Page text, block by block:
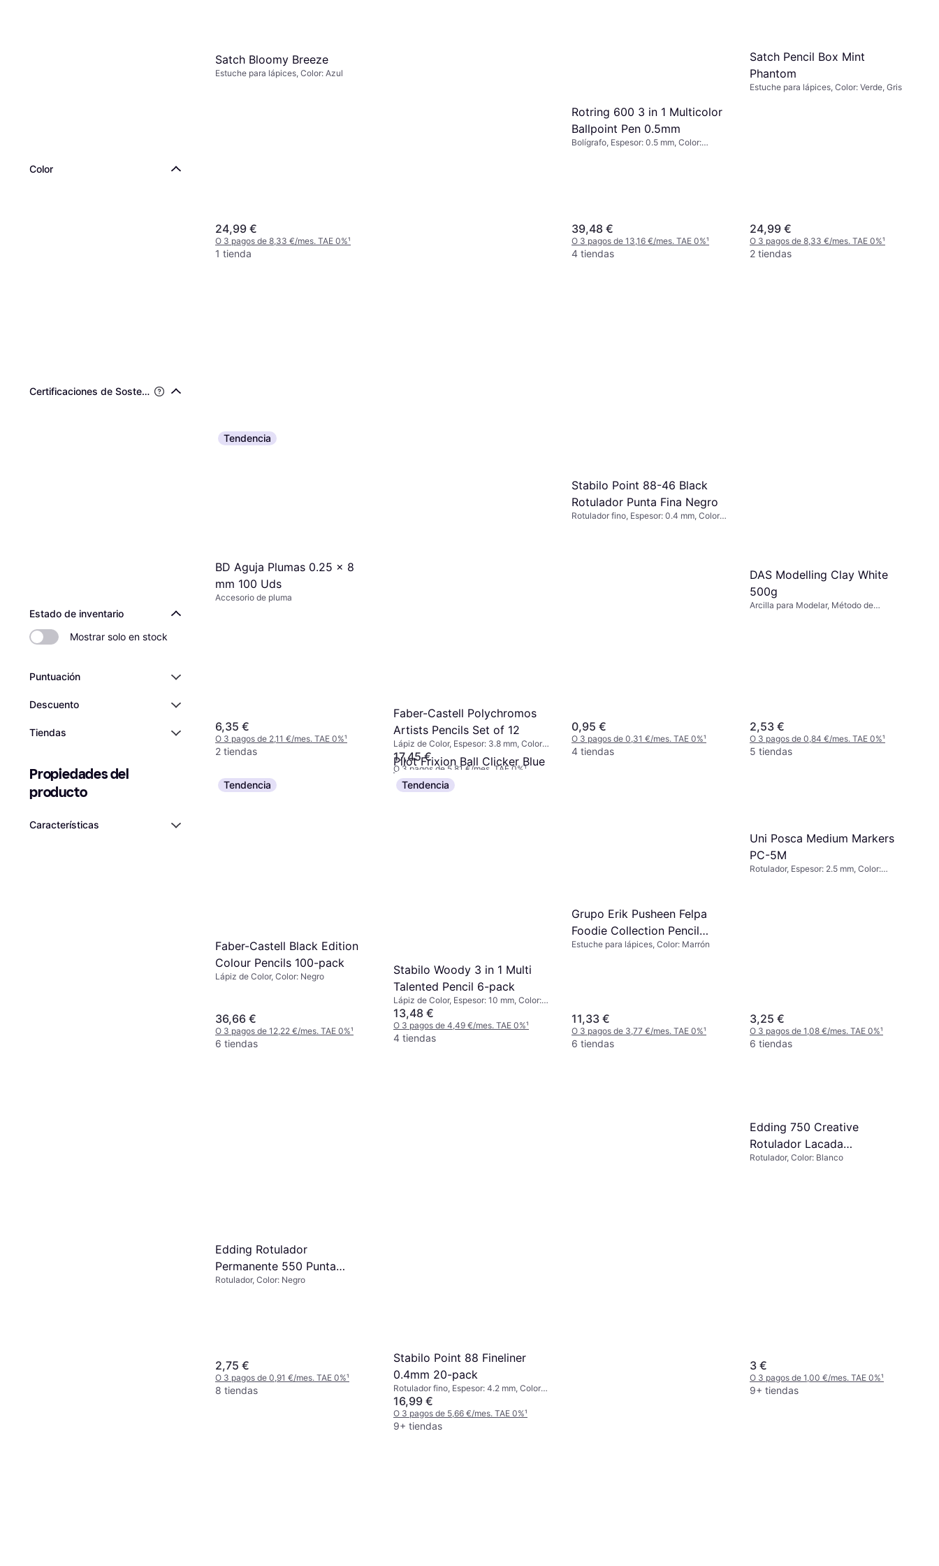
Color
Certificaciones de Sostenibilidad de Terceros
Estado de inventario
Mostrar solo en stock
Puntuación
Descuento
Tiendas
Propiedades del
producto
Características
Satch Bloomy Breeze
Estuche para lápices, Color: Azul
24,99 €
O 3 pagos de 8,33 €/mes. TAE 0%¹
1 tienda
Pilot Frixion Ball Clicker Blue
M 0.7mm Refill 3-pack
Accesorio de pluma, Espesor: 0.7 mm,
Rotring 600 3 in 1 Multicolor
Ballpoint Pen 0.5mm
Bolígrafo, Espesor: 0.5 mm, Color:
39,48 €
O 3 pagos de 13,16 €/mes. TAE 0%¹
4 tiendas
Satch Pencil Box Mint
Phantom
Estuche para lápices, Color: Verde, Gris
24,99 €
O 3 pagos de 8,33 €/mes. TAE 0%¹
2 tiendas
Tendencia
BD Aguja Plumas 0.25 x 8
mm 100 Uds
Accesorio de pluma
6,35 €
O 3 pagos de 2,11 €/mes. TAE 0%¹
2 tiendas
Faber-Castell Polychromos
Artists Pencils Set of 12
Lápiz de Color, Espesor: 3.8 mm, Color:
Multicolor
17,45 €
O 3 pagos de 5,81 €/mes. TAE 0%¹
5 tiendas
Stabilo Point 88-46 Black
Rotulador Punta Fina Negro
Rotulador fino, Espesor: 0.4 mm, Color:
0,95 €
O 3 pagos de 0,31 €/mes. TAE 0%¹
4 tiendas
DAS Modelling Clay White
500g
Arcilla para Modelar, Método de
2,53 €
O 3 pagos de 0,84 €/mes. TAE 0%¹
5 tiendas
Tendencia
Faber-Castell Black Edition
Colour Pencils 100-pack
Lápiz de Color, Color: Negro
36,66 €
O 3 pagos de 12,22 €/mes. TAE 0%¹
6 tiendas
Tendencia
Stabilo Woody 3 in 1 Multi
Talented Pencil 6-pack
Lápiz de Color, Espesor: 10 mm, Color:
Multicolor
13,48 €
O 3 pagos de 4,49 €/mes. TAE 0%¹
4 tiendas
Grupo Erik Pusheen Felpa
Foodie Collection Pencil
Case
Estuche para lápices, Color: Marrón
11,33 €
O 3 pagos de 3,77 €/mes. TAE 0%¹
6 tiendas
Uni Posca Medium Markers
PC-5M
Rotulador, Espesor: 2.5 mm, Color:
3,25 €
O 3 pagos de 1,08 €/mes. TAE 0%¹
6 tiendas
Edding Rotulador
Permanente 550 Punta
Cónica
Rotulador, Color: Negro
2,75 €
O 3 pagos de 0,91 €/mes. TAE 0%¹
8 tiendas
Stabilo Point 88 Fineliner
0.4mm 20-pack
Rotulador fino, Espesor: 4.2 mm, Color:
Multicolor
16,99 €
O 3 pagos de 5,66 €/mes. TAE 0%¹
9+ tiendas
Edding 750 Creative
Rotulador Lacada
Permanente Blanco 10 Stk
Rotulador, Color: Blanco
3 €
O 3 pagos de 1,00 €/mes. TAE 0%¹
9+ tiendas